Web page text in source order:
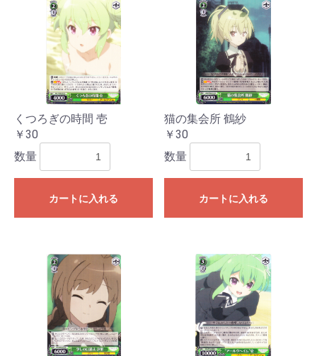
くつろぎの時間 壱
￥30
数量
カートに入れる
猫の集会所 鶴紗
￥30
数量
カートに入れる